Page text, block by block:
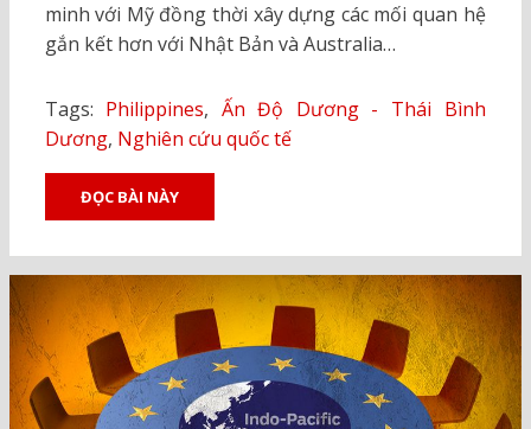
minh với Mỹ đồng thời xây dựng các mối quan hệ
gắn kết hơn với Nhật Bản và Australia…
Tags: Philippines, Ấn Độ Dương - Thái Bình
Dương, Nghiên cứu quốc tế
ĐỌC BÀI NÀY